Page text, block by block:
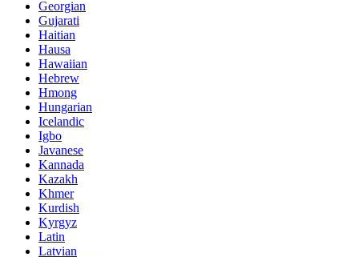
Georgian
Gujarati
Haitian
Hausa
Hawaiian
Hebrew
Hmong
Hungarian
Icelandic
Igbo
Javanese
Kannada
Kazakh
Khmer
Kurdish
Kyrgyz
Latin
Latvian